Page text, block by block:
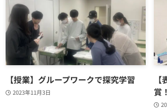
【授業】グループワークで探究学習
2023年11月3日
賞！